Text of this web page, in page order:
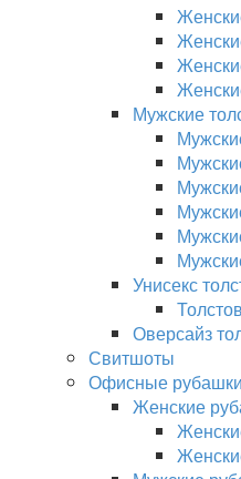
Мужские
Унисекс
Оверсайз
Свитшоты
Офисные рубашки
Женские